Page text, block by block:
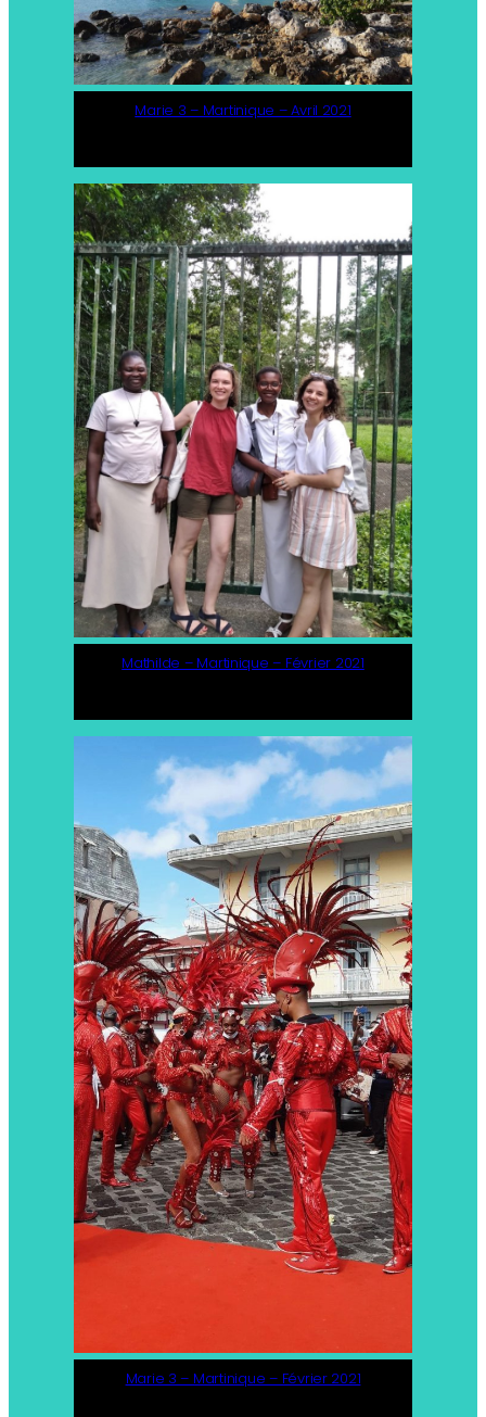
Marie 3 – Martinique – Avril 2021
Mathilde – Martinique – Février 2021
Marie 3 – Martinique – Février 2021